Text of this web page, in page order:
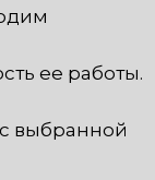
ее работы.
выбранной